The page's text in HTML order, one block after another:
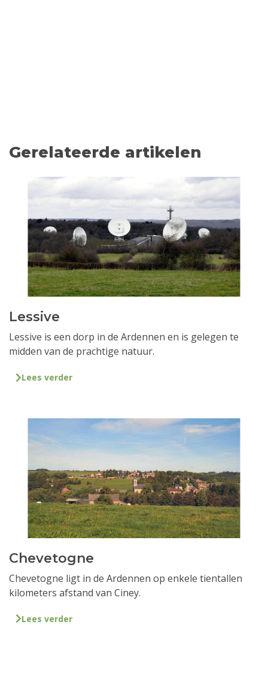
Gerelateerde artikelen
Lessive
Lessive is een dorp in de Ardennen en is gelegen te
midden van de prachtige natuur.
Lees verder
Chevetogne
Chevetogne ligt in de Ardennen op enkele tientallen
kilometers afstand van Ciney.
Lees verder